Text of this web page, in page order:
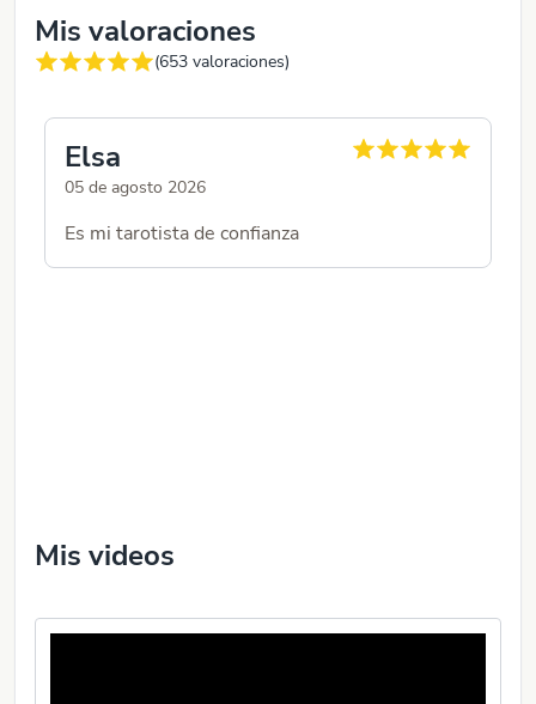
Mis valoraciones
(653 valoraciones)
Elsa
05 de agosto 2026
Es mi tarotista de confianza
Mis videos